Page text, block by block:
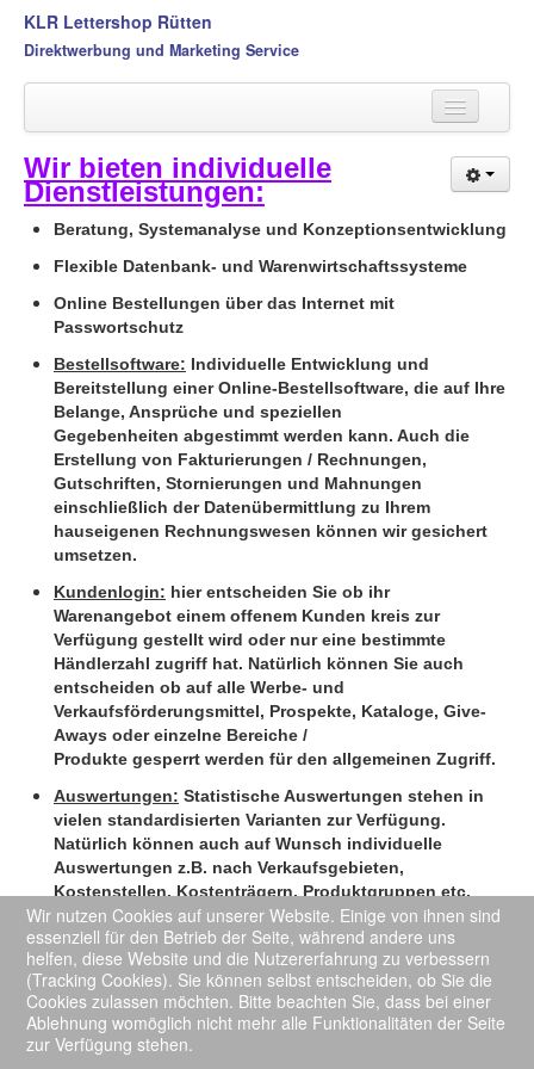
KLR Lettershop Rütten
Direktwerbung und Marketing Service
Wir über uns
Unternehmensziel
Mailings
Postservice
Fulfillment
Druck-Service
Lettershop
EDV-Service
Warehousing
Werbung
Shopverwaltungen
Kunden Login
Kontakte
Impressum
Datenschutzerklärung
Wir bieten individuelle
Dienstleistungen:
Beratung, Systemanalyse und Konzeptionsentwicklung
Flexible Datenbank- und Warenwirtschaftssysteme
Online Bestellungen über das Internet mit
Passwortschutz
Bestellsoftware: Individuelle Entwicklung und
Bereitstellung einer Online-Bestellsoftware, die auf Ihre
Belange, Ansprüche und speziellen
Gegebenheiten abgestimmt werden kann. Auch die
Erstellung von Fakturierungen / Rechnungen,
Gutschriften, Stornierungen und Mahnungen
einschließlich der Datenübermittlung zu Ihrem
hauseigenen Rechnungswesen können wir gesichert
umsetzen.
Kundenlogin: hier entscheiden Sie ob ihr
Warenangebot einem offenem Kunden kreis zur
Verfügung gestellt wird oder nur eine bestimmte
Händlerzahl zugriff hat. Natürlich können Sie auch
entscheiden ob auf alle Werbe- und
Verkaufsförderungsmittel, Prospekte, Kataloge, Give-
Aways oder einzelne Bereiche /
Produkte gesperrt werden für den allgemeinen Zugriff.
Auswertungen: Statistische Auswertungen stehen in
vielen standardisierten Varianten zur Verfügung.
Natürlich können auch auf Wunsch individuelle
Auswertungen z.B. nach Verkaufsgebieten,
Kostenstellen, Kostenträgern, Produktgruppen etc.
stets kurzfristig zum Abruf bereitgestellt werden. Sie
können diese Auswertungen selbst verwalten und den
Betrachtungszeitraum - ob nun tages-, wochen-,
monatsspezifisch oder freigewählt - selber festlegen.
Wir nutzen Cookies auf unserer Website. Einige von ihnen sind
essenziell für den Betrieb der Seite, während andere uns
helfen, diese Website und die Nutzererfahrung zu verbessern
(Tracking Cookies). Sie können selbst entscheiden, ob Sie die
Cookies zulassen möchten. Bitte beachten Sie, dass bei einer
Ablehnung womöglich nicht mehr alle Funktionalitäten der Seite
zur Verfügung stehen.